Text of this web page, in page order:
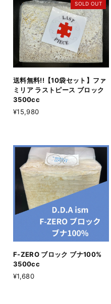
SOLD OUT
送料無料!!【10袋セット】ファ
ミリア ラストピース ブロック
3500cc
¥15,980
F-ZERO ブロック ブナ100%
3500cc
¥1,680